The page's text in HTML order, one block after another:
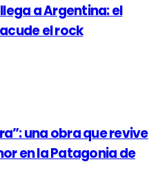
a Argentina: el
el rock
una obra que revive
en la Patagonia de